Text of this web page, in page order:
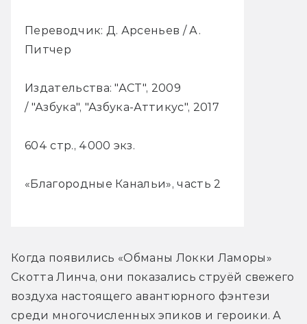
Переводчик: Д. Арсеньев / А.
Питчер
Издательства: "АСТ", 2009
/ "Азбука", "Азбука-Аттикус", 2017
604 стр., 4000 экз.
«Благородные Канальи», часть 2
Когда появились «Обманы Локки Ламоры»
Скотта Линча, они показались струёй свежего
воздуха настоящего авантюрного фэнтези
среди многочисленных эпиков и героики. А